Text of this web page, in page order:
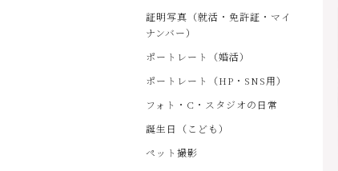
証明写真（就活・免許証・マイ
ナンバー）
ポートレート（婚活）
ポートレート（HP・SNS用）
フォト・C・スタジオの日常
誕生日（こども）
ペット撮影